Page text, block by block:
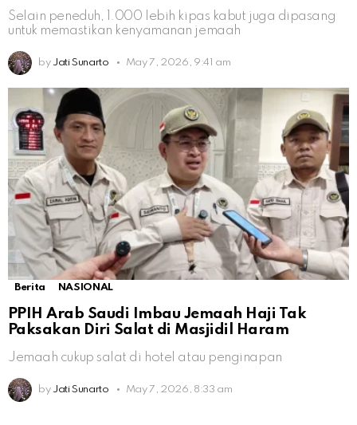
Selain peneduh, 1.000 lebih kipas kabut juga dipasang
untuk memastikan kenyamanan jemaah
by Jati Sunarto May 7, 2026, 9:41 am
Berita NASIONAL
PPIH Arab Saudi Imbau Jemaah Haji Tak
Paksakan Diri Salat di Masjidil Haram
Jemaah cukup salat di hotel atau penginapan
by Jati Sunarto May 7, 2026, 8:33 am